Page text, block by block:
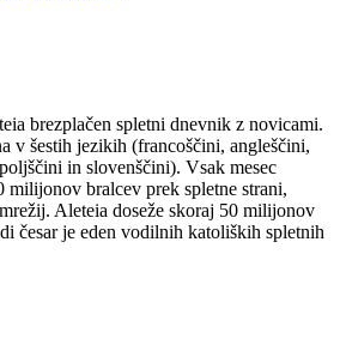
brezplačen spletni dnevnik z novicami.
v šestih jezikih (francoščini, angleščini,
in slovenščini). Vsak mesec
milijonov bralcev prek spletne strani,
Aleteia doseže skoraj 50 milijonov
česar je eden vodilnih katoliških spletnih